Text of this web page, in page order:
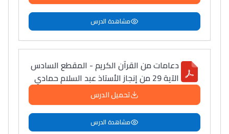
مشاهدة الدرس
دعامات من القرآن الكريم - المقطع السادس
الآية 29 من إنجاز الأستاذ عبد السلام حمادي
تحميل الدرس
مشاهدة الدرس